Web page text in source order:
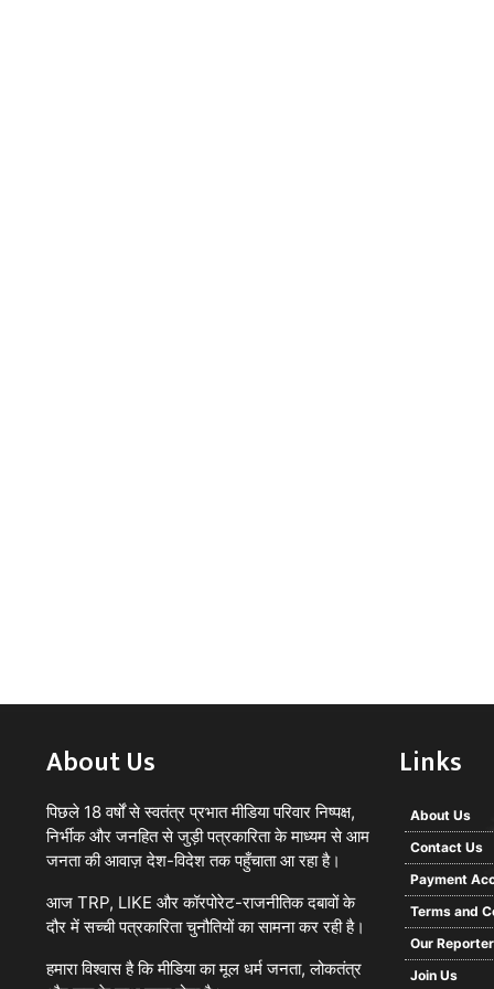
About Us
पिछले 18 वर्षों से स्वतंत्र प्रभात मीडिया परिवार निष्पक्ष,
निर्भीक और जनहित से जुड़ी पत्रकारिता के माध्यम से आम
जनता की आवाज़ देश-विदेश तक पहुँचाता आ रहा है।
आज TRP, LIKE और कॉरपोरेट-राजनीतिक दबावों के
दौर में सच्ची पत्रकारिता चुनौतियों का सामना कर रही है।
हमारा विश्वास है कि मीडिया का मूल धर्म जनता, लोकतंत्र
Links
About Us
Contact Us
Payment
Terms and
Our
Join Us